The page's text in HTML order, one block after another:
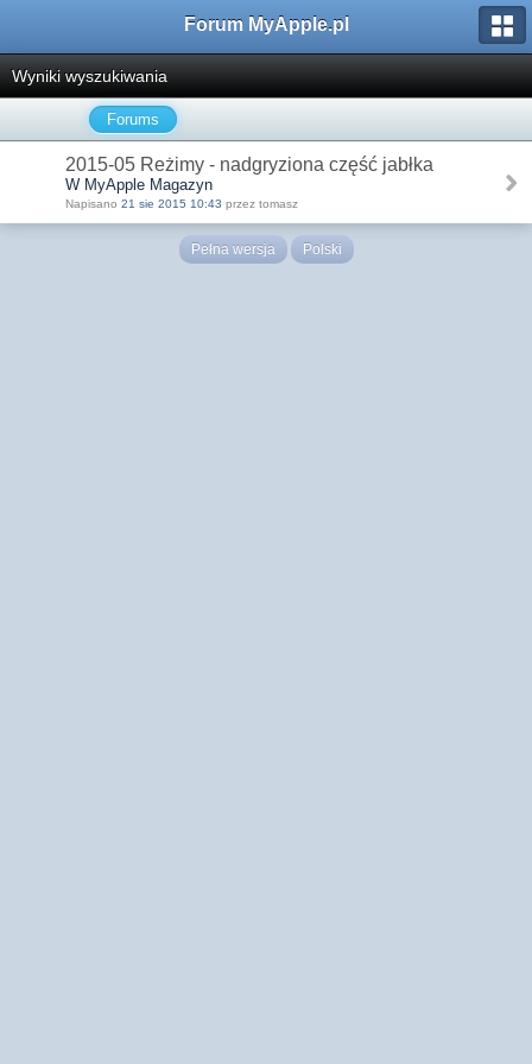
Forum MyApple.pl
Wyniki wyszukiwania
Forums
2015-05 Reżimy - nadgryziona część jabłka
W MyApple Magazyn
Napisano 21 sie 2015 10:43 przez tomasz
Pełna wersja Polski